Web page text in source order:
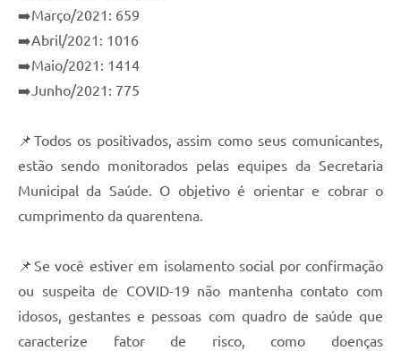
➡️Março/2021: 659
➡️Abril/2021: 1016
➡️Maio/2021: 1414
➡️Junho/2021: 775
📌Todos os positivados, assim como seus comunicantes,
estão sendo monitorados pelas equipes da Secretaria
Municipal da Saúde. O objetivo é orientar e cobrar o
cumprimento da quarentena.
📌Se você estiver em isolamento social por confirmação
ou suspeita de COVID-19 não mantenha contato com
idosos, gestantes e pessoas com quadro de saúde que
caracterize fator de risco, como doenças